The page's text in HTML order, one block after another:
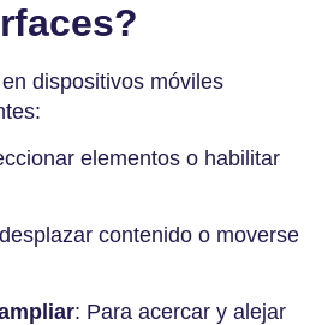
dispositivos móviles
elementos o habilitar
contenido o moverse
: Para acercar y alejar